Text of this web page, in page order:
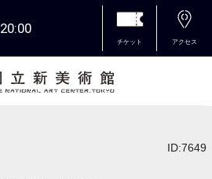
20:00
チケット アクセス
ID:7649